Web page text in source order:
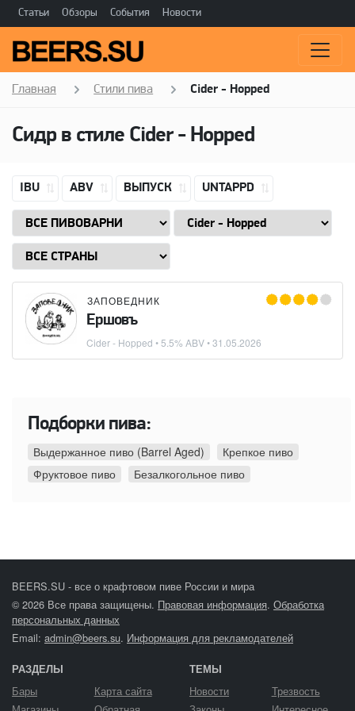
Статьи Обзоры События Новости
Главная Стили пива Cider - Hopped
Сидр в стиле Cider - Hopped
IBU ABV ВЫПУСК UNTAPPD
ЗАПОВЕДНИК
Ершовъ
Cider - Hopped • 5.5% ABV •31.05.2026
Подборки пива:
Выдержанное пиво (Barrel Aged)
Крепкое пиво
Фруктовое пиво
Безалкогольное пиво
BEERS.SU - все о крафтовом пиве России и мира
© 2026 Все права защищены. Правовая информация. Обработка
персональных данных
Email: admin@beers.su. Информация для рекламодателей
РАЗДЕЛЫ
Бары
Карта сайта
ТЕМЫ
Новости
Трезвость